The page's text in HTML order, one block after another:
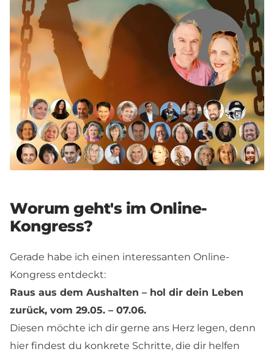
Worum geht's im Online-
Kongress?
Gerade habe ich einen interessanten Online-
Kongress entdeckt:
Raus aus dem Aushalten – hol dir dein Leben
zurück, vom 29.05. – 07.06.
Diesen möchte ich dir gerne ans Herz legen, denn
hier findest du konkrete Schritte, die dir helfen